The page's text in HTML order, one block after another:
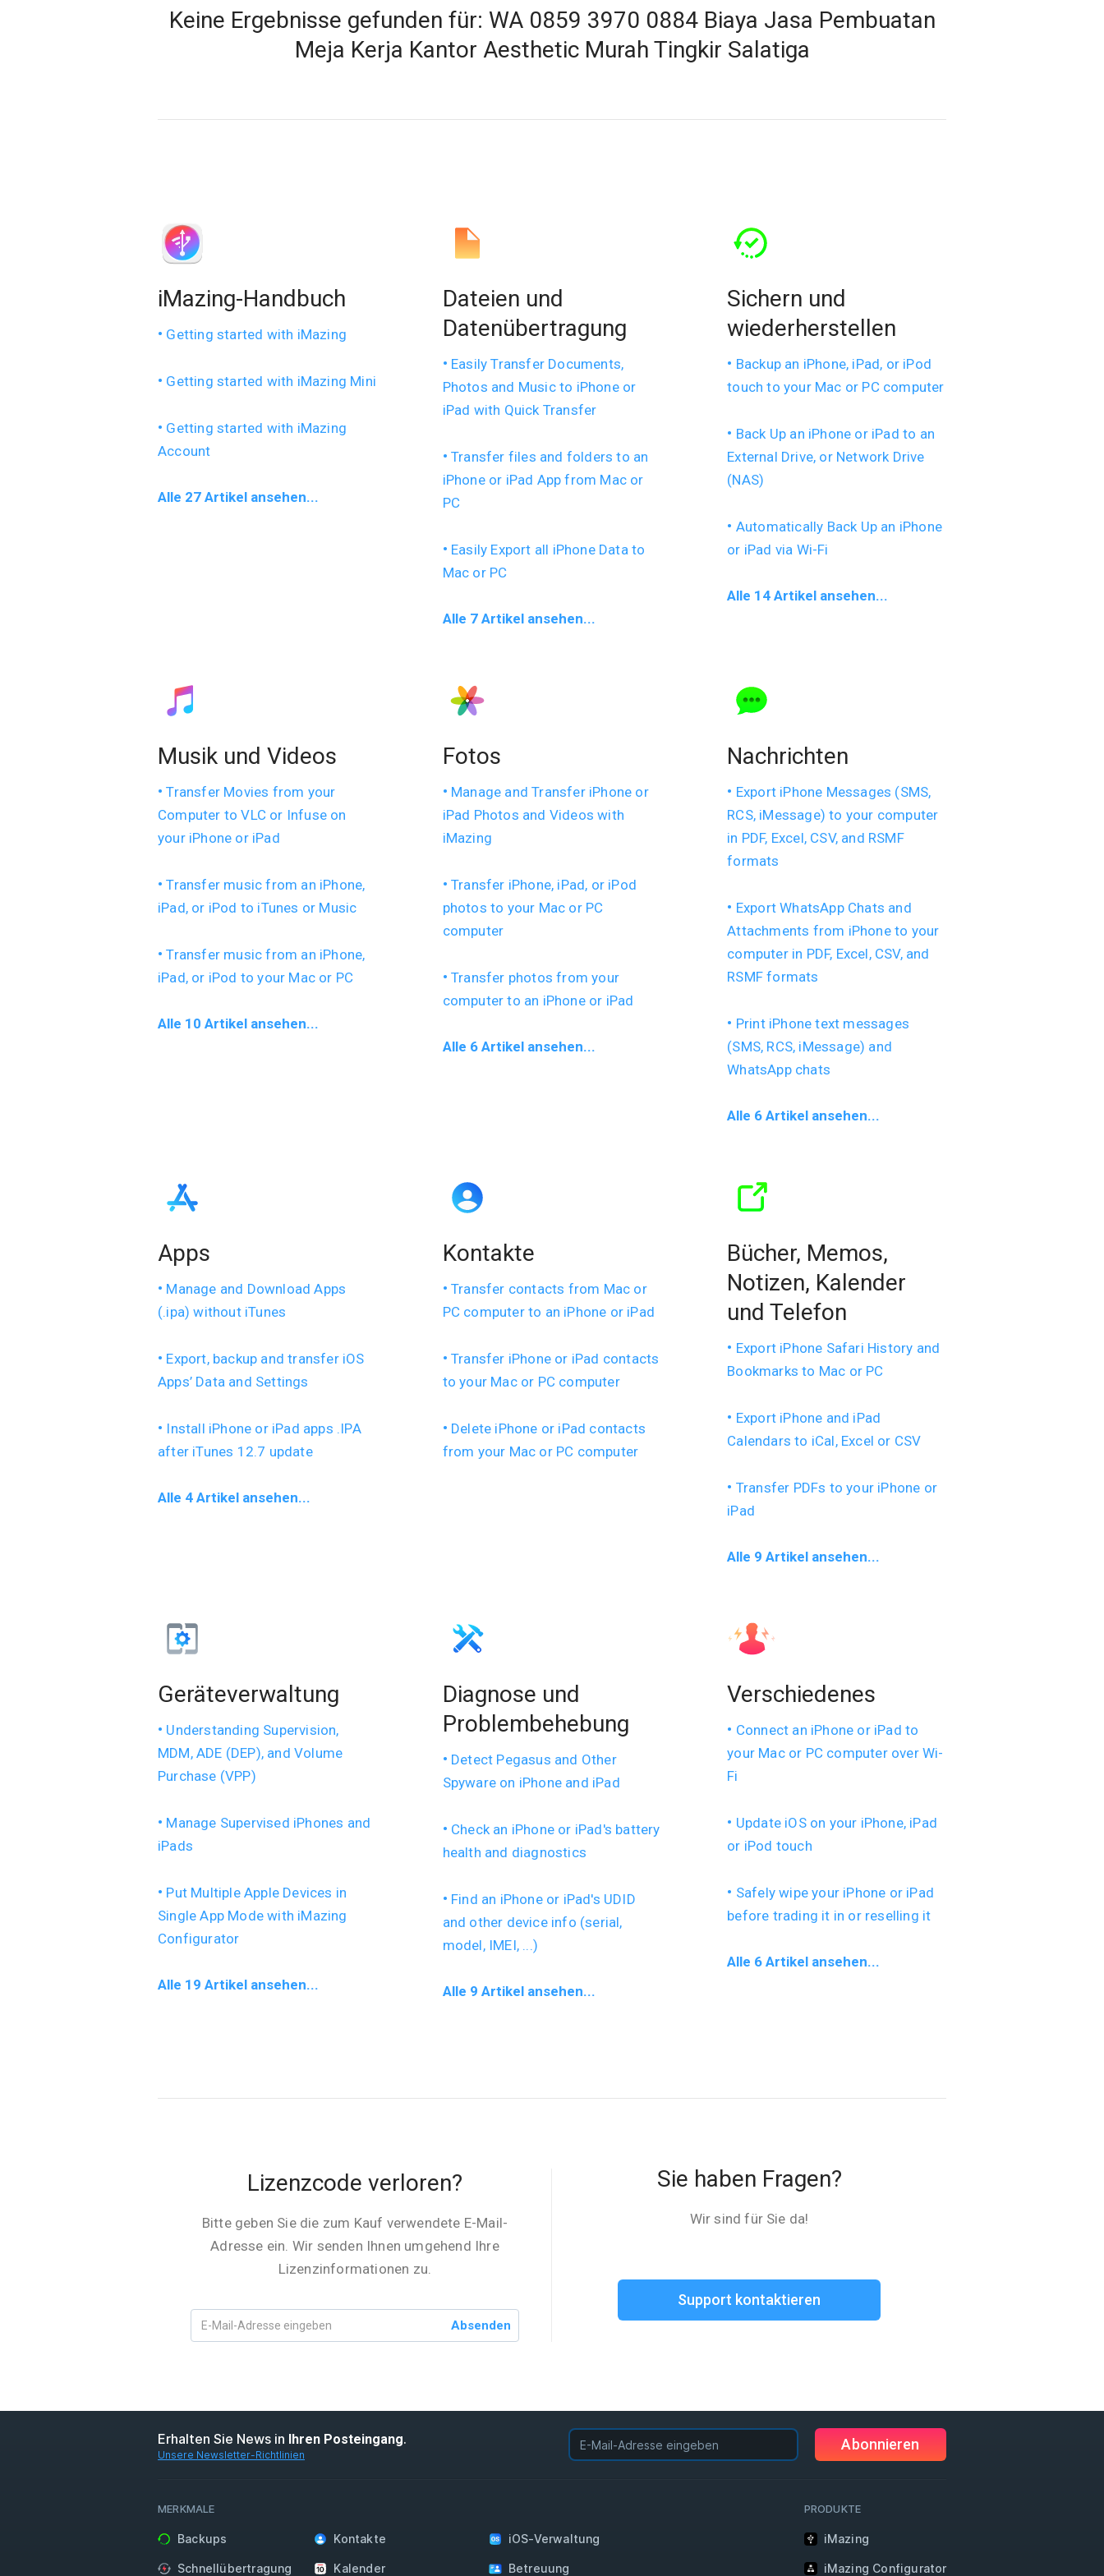
Keine Ergebnisse gefunden für: WA 0859 3970 0884 Biaya Jasa Pembuatan
Meja Kerja Kantor Aesthetic Murah Tingkir Salatiga
iMazing-Handbuch
Getting started with iMazing
Getting started with iMazing Mini
Getting started with iMazing
Account
Alle 27 Artikel ansehen...
Dateien und
Datenübertragung
Easily Transfer Documents,
Photos and Music to iPhone or
iPad with Quick Transfer
Transfer files and folders to an
iPhone or iPad App from Mac or
PC
Easily Export all iPhone Data to
Mac or PC
Alle 7 Artikel ansehen...
Sichern und
wiederherstellen
Backup an iPhone, iPad, or iPod
touch to your Mac or PC computer
Back Up an iPhone or iPad to an
External Drive, or Network Drive
(NAS)
Automatically Back Up an iPhone
or iPad via Wi-Fi
Alle 14 Artikel ansehen...
Musik und Videos
Transfer Movies from your
Computer to VLC or Infuse on
your iPhone or iPad
Transfer music from an iPhone,
iPad, or iPod to iTunes or Music
Transfer music from an iPhone,
iPad, or iPod to your Mac or PC
Alle 10 Artikel ansehen...
Fotos
Manage and Transfer iPhone or
iPad Photos and Videos with
iMazing
Transfer iPhone, iPad, or iPod
photos to your Mac or PC
computer
Transfer photos from your
computer to an iPhone or iPad
Alle 6 Artikel ansehen...
Nachrichten
Export iPhone Messages (SMS,
RCS, iMessage) to your computer
in PDF, Excel, CSV, and RSMF
formats
Export WhatsApp Chats and
Attachments from iPhone to your
computer in PDF, Excel, CSV, and
RSMF formats
Print iPhone text messages
(SMS, RCS, iMessage) and
WhatsApp chats
Alle 6 Artikel ansehen...
Apps
Manage and Download Apps
(.ipa) without iTunes
Export, backup and transfer iOS
Apps’ Data and Settings
Install iPhone or iPad apps .IPA
after iTunes 12.7 update
Alle 4 Artikel ansehen...
Kontakte
Transfer contacts from Mac or
PC computer to an iPhone or iPad
Transfer iPhone or iPad contacts
to your Mac or PC computer
Delete iPhone or iPad contacts
from your Mac or PC computer
Bücher, Memos,
Notizen, Kalender
und Telefon
Export iPhone Safari History and
Bookmarks to Mac or PC
Export iPhone and iPad
Calendars to iCal, Excel or CSV
Transfer PDFs to your iPhone or
iPad
Alle 9 Artikel ansehen...
Geräteverwaltung
Understanding Supervision,
MDM, ADE (DEP), and Volume
Purchase (VPP)
Manage Supervised iPhones and
iPads
Put Multiple Apple Devices in
Single App Mode with iMazing
Configurator
Alle 19 Artikel ansehen...
Diagnose und
Problembehebung
Detect Pegasus and Other
Spyware on iPhone and iPad
Check an iPhone or iPad's battery
health and diagnostics
Find an iPhone or iPad's UDID
and other device info (serial,
model, IMEI, ...)
Alle 9 Artikel ansehen...
Verschiedenes
Connect an iPhone or iPad to
your Mac or PC computer over Wi-
Fi
Update iOS on your iPhone, iPad
or iPod touch
Safely wipe your iPhone or iPad
before trading it in or reselling it
Alle 6 Artikel ansehen...
Lizenzcode verloren?
Bitte geben Sie die zum Kauf verwendete E-Mail-
Adresse ein. Wir senden Ihnen umgehend Ihre
Lizenzinformationen zu.
Absenden
Sie haben Fragen?
Wir sind für Sie da!
Support kontaktieren
Erhalten Sie News in Ihren Posteingang.
Unsere Newsletter-Richtlinien
Abonnieren
MERKMALE
Backups
Schnellübertragung
Kontakte
Kalender
iOS-Verwaltung
Betreuung
PRODUKTE
iMazing
iMazing Configurator